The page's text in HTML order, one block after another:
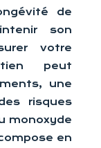
de
son
votre
peut
une
risques
monoxyde
en